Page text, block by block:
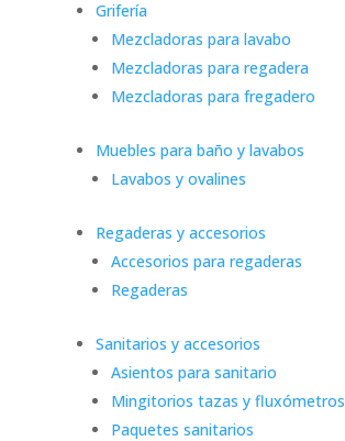
Grifería
Mezcladoras para lavabo
Mezcladoras para regadera
Mezcladoras para fregadero
Muebles para baño y lavabos
Lavabos y ovalines
Regaderas y accesorios
Accesorios para regaderas
Regaderas
Sanitarios y accesorios
Asientos para sanitario
Mingitorios tazas y fluxómetros
Paquetes sanitarios